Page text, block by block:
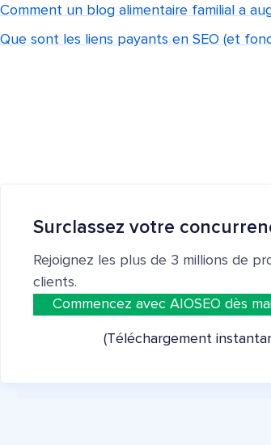
Comment un blog alimentaire familial a
Que sont les liens payants en SEO (et
Surclassez votre
Rejoignez les plus de 3 millions de
clients.
Commencez avec AIOSEO dès
(Téléchargement